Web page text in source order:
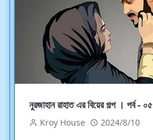
নুরজাহান রাহাত এর বিয়ের গল্প । পর্ব - ০৫
Kroy House 2024/8/10